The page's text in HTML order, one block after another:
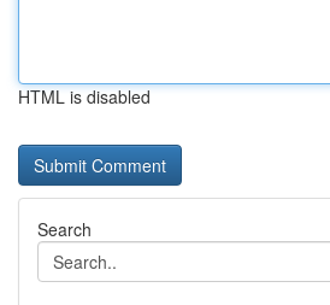
HTML is disabled
Search